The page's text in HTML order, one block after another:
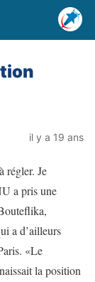
il y a 19 ans
régler. Je
a pris une
a d’ailleurs
«Le
la position